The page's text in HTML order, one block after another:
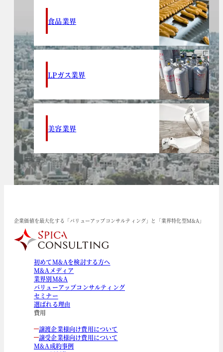
食品業界
LPガス業界
美容業界
企業価値を最大化する「バリューアップコンサルティング」と「業界特化型M&A」
初めてM&Aを検討する方へ
M&Aメディア
業界別M&A
バリューアップコンサルティング
セミナー
選ばれる理由
費用
譲渡企業様向け費用について
譲受企業様向け費用について
M&A成約事例